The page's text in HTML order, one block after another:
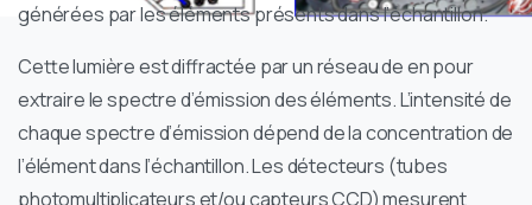
générées par les éléments présents dans l’échantillon.
Cette lumière est diffractée par un réseau de en pour
extraire le spectre d’émission des éléments. L’intensité de
chaque spectre d’émission dépend de la concentration de
l’élément dans l’échantillon. Les détecteurs (tubes
photomultiplicateurs et/ou capteurs CCD) mesurent